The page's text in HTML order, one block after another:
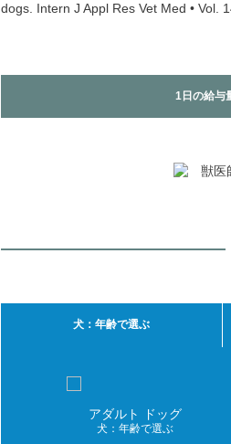
dogs. Intern J Appl Res Vet Med • Vol.
1日の給与
犬：年齢で選ぶ
アダルト ドッグ
犬：年齢で選ぶ